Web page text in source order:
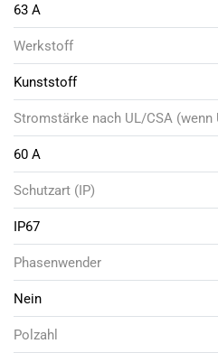
63 A
Werkstoff
Kunststoff
Stromstärke nach UL/CSA (wenn
60 A
Schutzart (IP)
IP67
Phasenwender
Nein
Polzahl